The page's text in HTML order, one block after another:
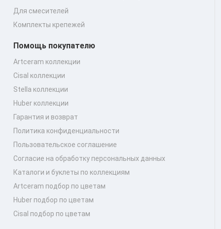
Для смесителей
Комплекты крепежей
Помощь покупателю
Artceram коллекции
Cisal коллекции
Stella коллекции
Huber коллекции
Гарантия и возврат
Политика конфиденциальности
Пользовательское соглашение
Согласие на обработку персональных данных
Каталоги и буклеты по коллекциям
Artceram подбор по цветам
Huber подбор по цветам
Cisal подбор по цветам